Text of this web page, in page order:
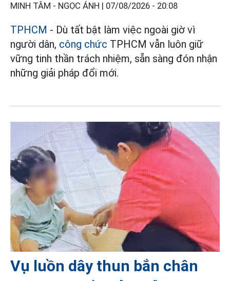
MINH TÂM - NGỌC ÁNH | 07/08/2026 - 20:08
TPHCM - Dù tất bật làm việc ngoài giờ vì
người dân, công chức TPHCM vẫn luôn giữ
vững tinh thần trách nhiệm, sẵn sàng đón nhận
những giải pháp đổi mới.
Vụ luồn dây thun bắn chân